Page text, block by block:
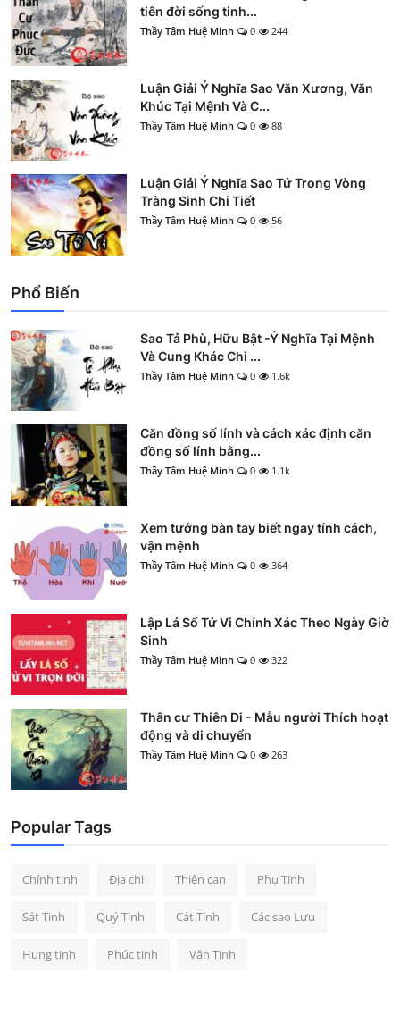
tiên đời sống tinh...
Thầy Tâm Huệ Minh 0 244
Luận Giải Ý Nghĩa Sao Văn Xương, Văn
Khúc Tại Mệnh Và C...
Thầy Tâm Huệ Minh 0 88
Luận Giải Ý Nghĩa Sao Tử Trong Vòng
Tràng Sinh Chi Tiết
Thầy Tâm Huệ Minh 0 56
Phổ Biến
Sao Tả Phù, Hữu Bật -Ý Nghĩa Tại Mệnh
Và Cung Khác Chi ...
Thầy Tâm Huệ Minh 0 1.6k
Căn đồng số lính và cách xác định căn
đồng số lính bằng...
Thầy Tâm Huệ Minh 0 1.1k
Xem tướng bàn tay biết ngay tính cách,
vận mệnh
Thầy Tâm Huệ Minh 0 364
Lập Lá Số Tử Vi Chính Xác Theo Ngày Giờ
Sinh
Thầy Tâm Huệ Minh 0 322
Thân cư Thiên Di - Mẫu người Thích hoạt
động và di chuyển
Thầy Tâm Huệ Minh 0 263
Popular Tags
Chính tinh Địa chi Thiên can Phụ Tinh
Sát Tinh Quý Tinh Cát Tinh Các sao Lưu
Hung tinh Phúc tinh Văn Tinh